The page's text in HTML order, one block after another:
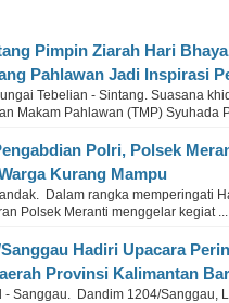
Pimpin Ziarah Hari
Pahlawan Jadi Inspirasi
Tebelian - Sintang. Suasana
Makam Pahlawan (TMP) Syuhada
Polri, Polsek
Kurang Mampu
Dalam rangka memperingati
Polsek Meranti menggelar kegiat ...
Hadiri Upacara
Provinsi Kalimantan
- Sanggau. Dandim 1204/Sanggau,